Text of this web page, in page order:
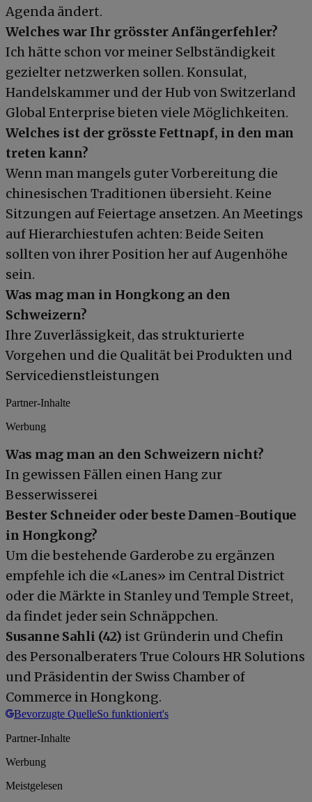
Agenda ändert.
Welches war Ihr grösster Anfängerfehler?
Ich hätte schon vor meiner Selbständigkeit
gezielter netzwerken sollen. Konsulat,
Handelskammer und der Hub von Switzerland
Global Enterprise bieten viele Möglichkeiten.
Welches ist der grösste Fettnapf, in den man
treten kann?
Wenn man mangels guter Vorbereitung die
chinesischen Traditionen übersieht. Keine
Sitzungen auf Feiertage ansetzen. An Meetings
auf Hierarchiestufen achten: Beide Seiten
sollten von ihrer Position her auf Augenhöhe
sein.
Was mag man in Hongkong an den
Schweizern?
Ihre Zuverlässigkeit, das strukturierte
Vorgehen und die Qualität bei Produkten und
Servicedienstleistungen
Partner-Inhalte
Werbung
Was mag man an den Schweizern nicht?
In gewissen Fällen einen Hang zur
Besserwisserei
Bester Schneider oder beste Damen-Boutique
in Hongkong?
Um die bestehende Garderobe zu ergänzen
empfehle ich die «Lanes» im Central District
oder die Märkte in Stanley und Temple Street,
da findet jeder sein Schnäppchen.
Susanne Sahli (42) ist Gründerin und Chefin
des Personalberaters True Colours HR Solutions
und Präsidentin der Swiss Chamber of
Commerce in Hongkong.
Bevorzugte QuelleSo funktioniert's
Partner-Inhalte
Werbung
Meistgelesen